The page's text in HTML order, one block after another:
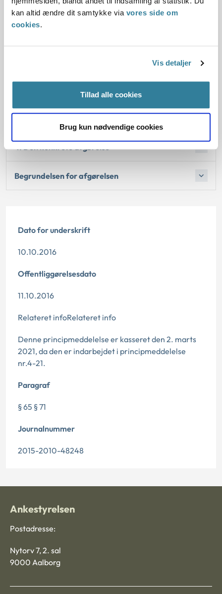
kan altid ændre dit samtykke via vores side om
cookies.
Vis detaljer
Tillad alle cookies
Brug kun nødvendige cookies
4. Den konkrete afgørelse
Begrundelsen for afgørelsen
Dato for underskrift
10.10.2016
Offentliggørelsesdato
11.10.2016
Relateret infoRelateret info
Denne principmeddelelse er kasseret den 2. marts
2021, da den er indarbejdet i principmeddelelse
nr.4-21.
Paragraf
§ 65 § 71
Journalnummer
2015-2010-48248
Ankestyrelsen
Postadresse:
Nytorv 7, 2. sal
9000 Aalborg